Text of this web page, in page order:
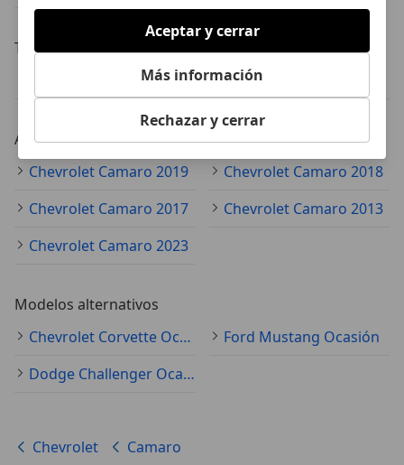
Transmisión
Chevrolet Camaro automático
Año
Chevrolet Camaro 2019
Chevrolet Camaro 2018
Chevrolet Camaro 2017
Chevrolet Camaro 2013
Chevrolet Camaro 2023
Modelos alternativos
Chevrolet Corvette Ocasión
Ford Mustang Ocasión
Dodge Challenger Ocasión
Chevrolet Camaro
Aceptar y cerrar
Más información
Rechazar y cerrar